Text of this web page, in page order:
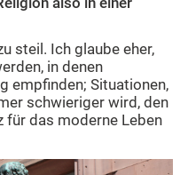
steil. Ich glaube eher,
in denen
empfinden; Situationen,
schwieriger wird, den
für das moderne Leben